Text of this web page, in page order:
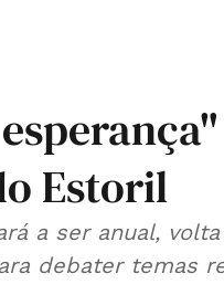
Estoril
a ser anual,
debater temas